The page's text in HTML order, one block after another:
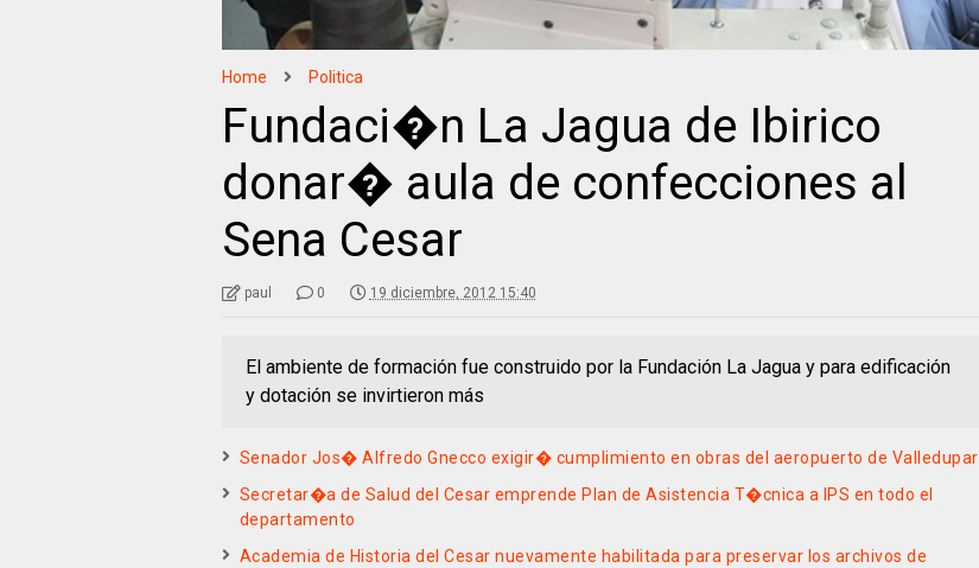
Home Politica
Fundaci�n La Jagua de Ibirico
donar� aula de confecciones al
Sena Cesar
paul 0 19 diciembre, 2012 15:40
El ambiente de formación fue construido por la Fundación La Jagua y para edificación
y dotación se invirtieron más
Senador Jos� Alfredo Gnecco exigir� cumplimiento en obras del aeropuerto de Valledupar
Secretar�a de Salud del Cesar emprende Plan de Asistencia T�cnica a IPS en todo el
departamento
Academia de Historia del Cesar nuevamente habilitada para preservar los archivos de